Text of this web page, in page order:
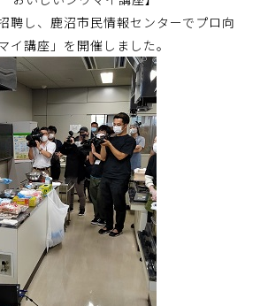
聘し、鹿沼市民情報センターでプロ向
イ講座」を開催しました。